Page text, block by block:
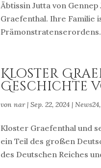
Äbtissin Jutta von
Graefenthal. Ihre Familie
Kloster
Geschichte
vonnar|Sep. 22, 2024 |News24
Kloster Graefenthal und
ein Teil des großen
des Deutschen Reiches